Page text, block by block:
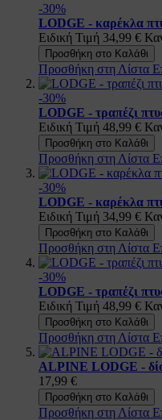
-30%
LODGE - καρέκλα
Ειδική Τιμή 34,99 €
Προσθήκη στο Καλάθι
Προσθήκη στη Λίστα
-30%
LODGE - τραπέζι
Ειδική Τιμή 48,99 €
Προσθήκη στο Καλάθι
Προσθήκη στη Λίστα
-30%
LODGE - καρέκλα
Ειδική Τιμή 34,99 €
Προσθήκη στο Καλάθι
Προσθήκη στη Λίστα
-30%
LODGE - τραπέζι
Ειδική Τιμή 48,99 €
Προσθήκη στο Καλάθι
Προσθήκη στη Λίστα
ALPINE LODGE -
17,99 €
Προσθήκη στο Καλάθι
Προσθήκη στη Λίστα